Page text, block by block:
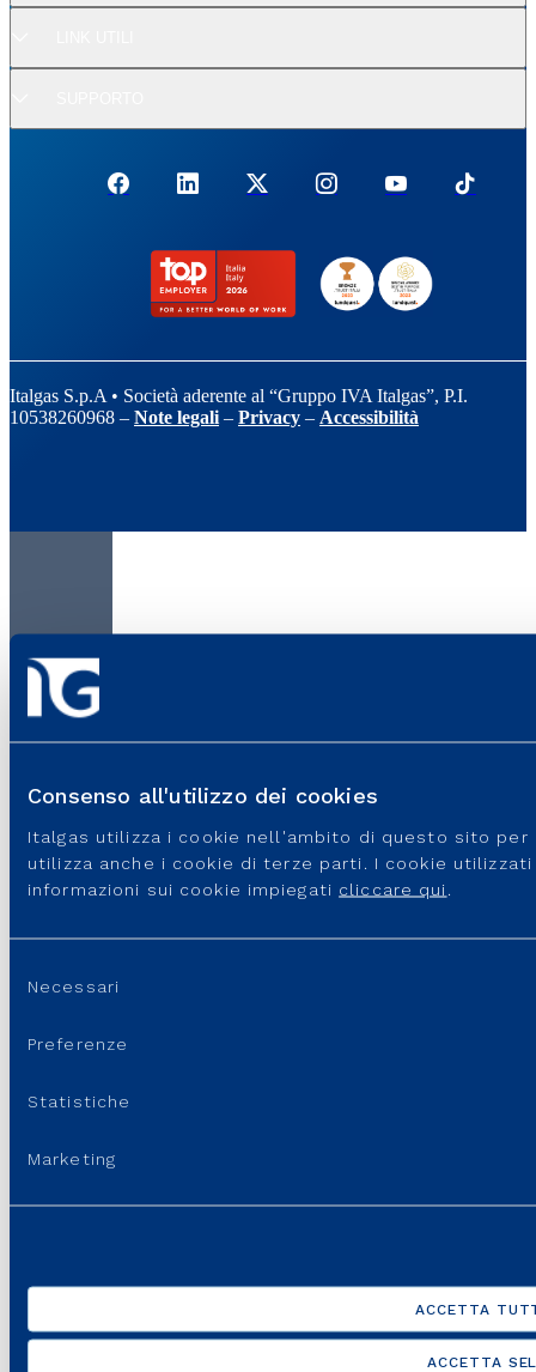
Consenso all'utilizzo dei cookies
Italgas utilizza i cookie nell'ambito di questo sito
utilizza anche i cookie di terze parti. I cookie
informazioni sui cookie impiegati cliccare qui .
del
Necessari
Preferenze
Statistiche
Marketing
ACCETTA
ACCETTA
Italgas S.p.A • Società aderente al “Gruppo IVA Italgas”, P.I.
10538260968 – Note legali – Privacy – Accessibilità